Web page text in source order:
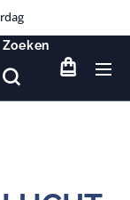
Zoeken